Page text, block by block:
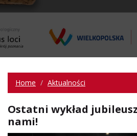
Home Aktualności
Ostatni wykład
nami!